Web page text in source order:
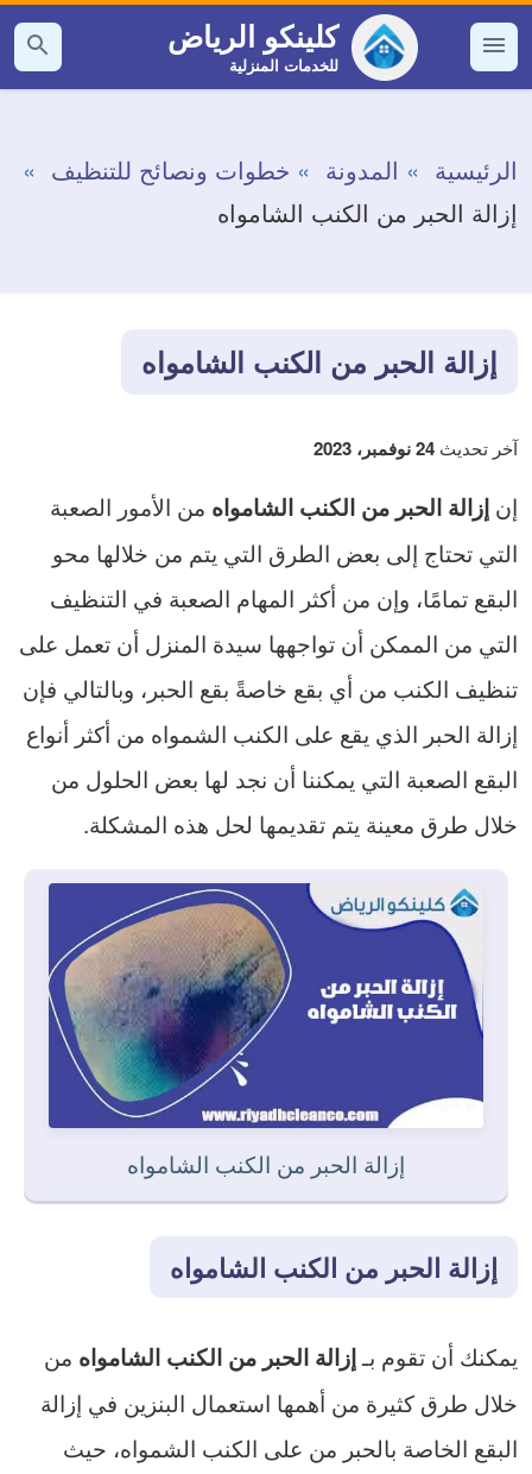
التجاوز
إلى القائمة
كلينكو الرياض
للخدمات المنزلية
بحث
عن
الرئيسية المدونة
خطوات ونصائح للتنظيف
إزالة الحبر من الكنب الشامواه
إزالة الحبر من الكنب الشامواه
آخر تحديث 24 نوفمبر، 2023
إن إزالة الحبر من الكنب الشامواه من الأمور الصعبة
التي تحتاج إلى بعض الطرق التي يتم من خلالها محو
البقع تمامًا، وإن من أكثر المهام الصعبة في التنظيف
التي من الممكن أن تواجهها سيدة المنزل أن تعمل على
تنظيف الكنب من أي بقع خاصةً بقع الحبر، وبالتالي فإن
إزالة الحبر الذي يقع على الكنب الشمواه من أكثر أنواع
البقع الصعبة التي يمكننا أن نجد لها بعض الحلول من
خلال طرق معينة يتم تقديمها لحل هذه المشكلة.
إزالة الحبر من الكنب الشامواه
إزالة الحبر من الكنب الشامواه
يمكنك أن تقوم بـإزالة الحبر من الكنب الشامواه من
خلال طرق كثيرة من أهمها استعمال البنزين في إزالة
البقع الخاصة بالحبر من على الكنب الشمواه، حيث